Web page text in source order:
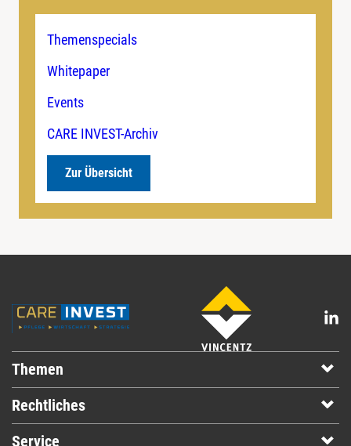
Themenspecials
Whitepaper
Events
CARE INVEST-Archiv
Zur Übersicht
Themen
Rechtliches
Service